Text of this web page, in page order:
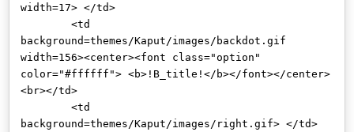
width=17> </td>
<td
background=themes/Kaput/images/backdot.gif
width=156><center><font class="option"
color="#ffffff"> <b>!B_title!</b></font></center>
<br></td>
<td
background=themes/Kaput/images/right.gif> </td>